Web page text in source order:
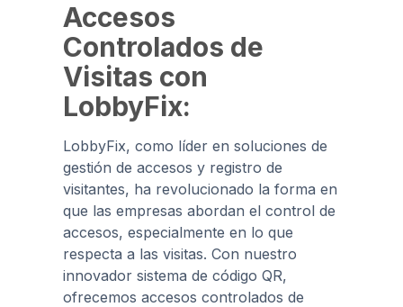
Accesos
Controlados de
Visitas con
LobbyFix:
LobbyFix, como líder en soluciones de
gestión de accesos y registro de
visitantes, ha revolucionado la forma en
que las empresas abordan el control de
accesos, especialmente en lo que
respecta a las visitas. Con nuestro
innovador sistema de código QR,
ofrecemos accesos controlados de